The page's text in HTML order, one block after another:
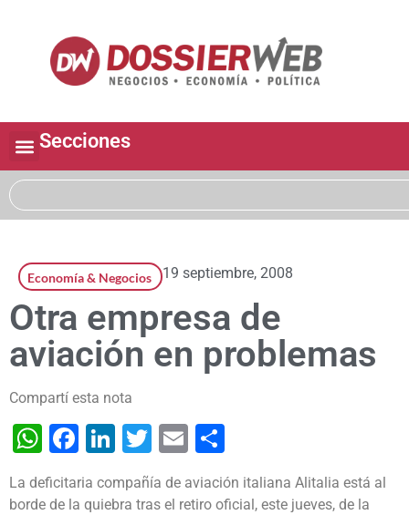
Secciones
Economía & Negocios 19 septiembre, 2008
Otra empresa de
aviación en problemas
Compartí esta nota
WhatsApp
Facebook
LinkedIn
Twitter
Email
La deficitaria compañía de aviación italiana Alitalia está al
borde de la quiebra tras el retiro oficial, este jueves, de la